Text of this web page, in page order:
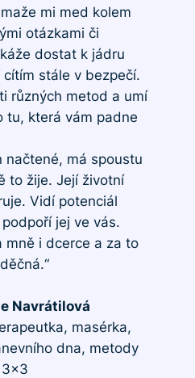
mi med kolem
otázkami či
dostat k jádru
stále v bezpečí.
různých metod a umí
tu, která vám padne
načtené, má spoustu
to žije. Její životní
Vidí potenciál
jej ve vás.
mně i dcerce a za to
Navrátilová
masérka,
dna, metody
3×3